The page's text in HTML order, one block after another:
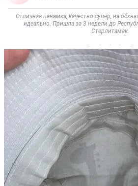
Отличная панамка, качество супер, на
идеально. Пришла за 3 недели до
Стерлитамак.